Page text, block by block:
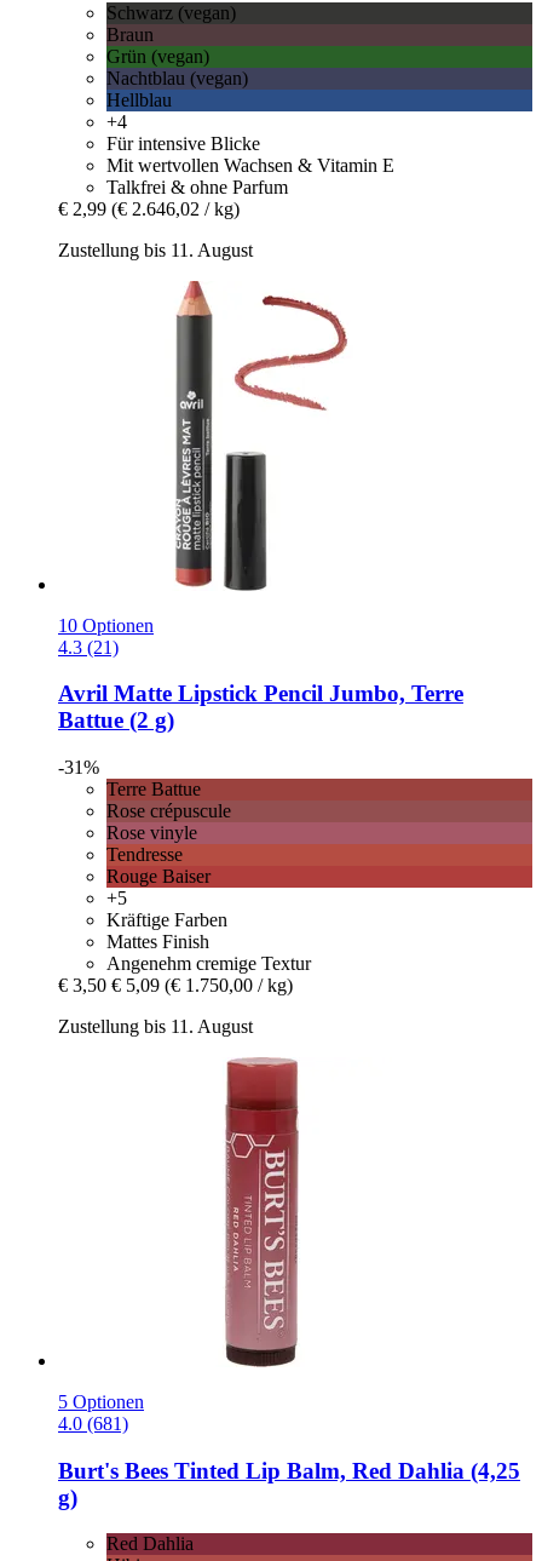
Schwarz (vegan)
Braun
Grün (vegan)
Nachtblau (vegan)
Hellblau
+4
Für intensive Blicke
Mit wertvollen Wachsen & Vitamin E
Talkfrei & ohne Parfum
€ 2,99 (€ 2.646,02 / kg)
Zustellung bis 11. August
10 Optionen
4.3 (21)
Avril Matte Lipstick Pencil Jumbo, Terre
Battue (2 g)
-31%
Terre Battue
Rose crépuscule
Rose vinyle
Tendresse
Rouge Baiser
+5
Kräftige Farben
Mattes Finish
Angenehm cremige Textur
€ 3,50 € 5,09 (€ 1.750,00 / kg)
Zustellung bis 11. August
5 Optionen
4.0 (681)
Burt's Bees Tinted Lip Balm, Red Dahlia (4,25
g)
Red Dahlia